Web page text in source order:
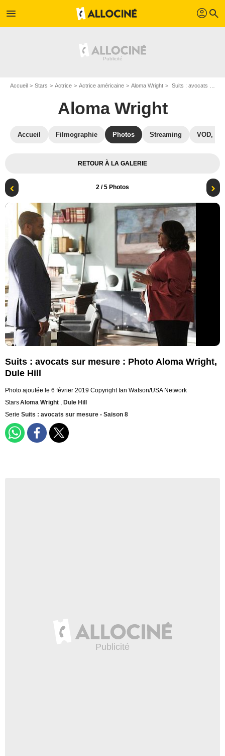
menu profil search
Accueil Stars Actrice Actrice américaine Aloma Wright Suits : avocats sur mesure : Photo Aloma Wright, Dule Hill
Aloma Wright
Accueil Filmographie Photos Streaming VOD,
RETOUR À LA GALERIE
2 / 5 Photos
Suits : avocats sur mesure : Photo Aloma Wright,
Dule Hill
Photo ajoutée le 6 février 2019 Copyright Ian Watson/USA Network
StarsAloma Wright , Dule Hill
Serie Suits : avocats sur mesure - Saison 8